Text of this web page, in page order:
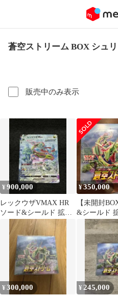
蒼空ストリーム BOX シュ
販売中のみ表示
¥900,000
レックウザVMAX HR
ソード&シールド 拡張
パック 蒼空ストリーム
キラ …
¥350,000
【未開封
&シールド
蒼空ストリ
リンクあり
¥300,000 ¥ 245,000